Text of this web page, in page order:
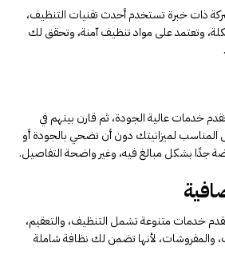
ذات خبرة تستخدم أحدث تقنيات التنظيف،
وتعتمد على مواد تنظيف آمنة، وتحقق لك
خدمات عالية الجودة، ثم قارن بينهم في
المناسب لميزانيتك دون أن تضحي بالجودة أو
جدًا بشكل مبالغ فيه، وغير واضحة التفاصيل.
خدمات متنوعة تشمل التنظيف، والتعقيم،
والمفروشات، لأنها تضمن لك نظافة شاملة